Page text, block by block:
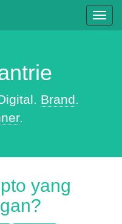
Brand.
.
yang